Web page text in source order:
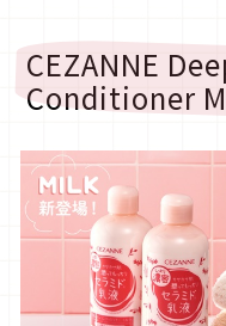
CEZANNE
Conditioner